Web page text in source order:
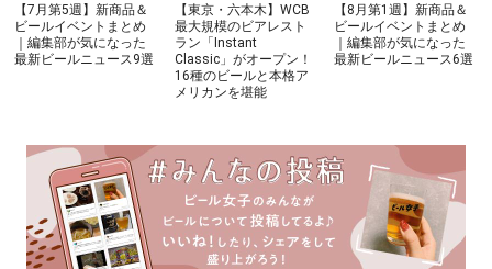
【7月第5週】新商品＆
ビールイベントまとめ
｜編集部が気になった
最新ビールニュース9選
【東京・六本木】WCB
最大規模のビアレスト
ラン「Instant
Classic」がオープン！
16種のビールと本格ア
メリカンを堪能
【8月第1週】新商品＆
ビールイベントまとめ
｜編集部が気になった
最新ビールニュース6選